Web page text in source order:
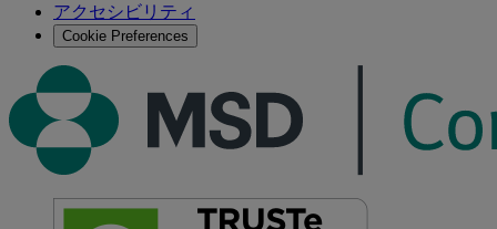
アクセシビリティ
Cookie Preferences